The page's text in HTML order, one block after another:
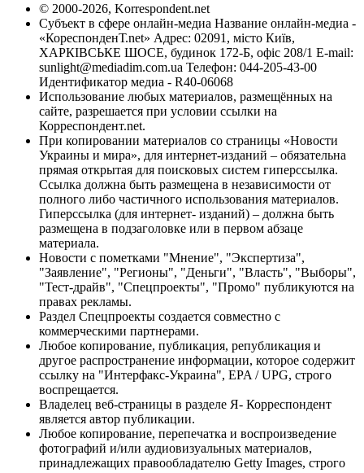
© 2000-2026, Korrespondent.net
Субъект в сфере онлайн-медиа Название онлайн-медиа -
«КореспонденТ.net» Адрес: 02091, місто Київ,
ХАРКІВСЬКЕ ШОСЕ, будинок 172-Б, офіс 208/1 E-mail:
sunlight@mediadim.com.ua Телефон: 044-205-43-00
Идентификатор медиа - R40-06068
Использование любых материалов, размещённых на
сайте, разрешается при условии ссылки на
Корреспондент.net.
При копировании материалов со страницы «Новости
Украины и мира», для интернет-изданий – обязательна
прямая открытая для поисковых систем гиперссылка.
Ссылка должна быть размещена в независимости от
полного либо частичного использования материалов.
Гиперссылка (для интернет- изданий) – должна быть
размещена в подзаголовке или в первом абзаце
материала.
Новости с пометками "Мнение", "Экспертиза",
"Заявление", "Регионы", "Деньги", "Власть", "Выборы",
"Тест-драйв", "Спецпроекты", "Промо" публикуются на
правах рекламы.
Раздел Спецпроекты создается совместно с
коммерческими партнерами.
Любое копирование, публикация, републикация и
другое распространение информации, которое содержит
ссылку на "Интерфакс-Украина", EPA / UPG, строго
воспрещается.
Владелец веб-страницы в разделе Я- Корреспондент
является автор публикации.
Любое копирование, перепечатка и воспроизведение
фотографий и/или аудиовизуальных материалов,
принадлежащих правообладателю Getty Images, строго